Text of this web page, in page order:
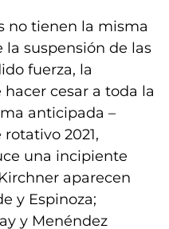
no tienen la misma
suspensión de las
fuerza, la
cesar a toda la
anticipada –
2021,
una incipiente
aparecen
y Espinoza;
y Menéndez